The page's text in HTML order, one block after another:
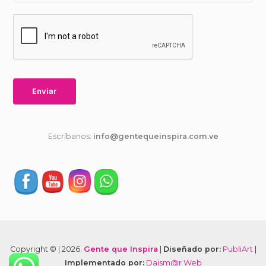
Enviar
Escríbanos: info@gentequeinspira.com.ve
Copyright © | 2026. Gente que Inspira Diseñado por: PubliArt|
Implementado por: Daism@r Web